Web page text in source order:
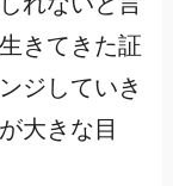
きてきた証
ジしていき
大きな目